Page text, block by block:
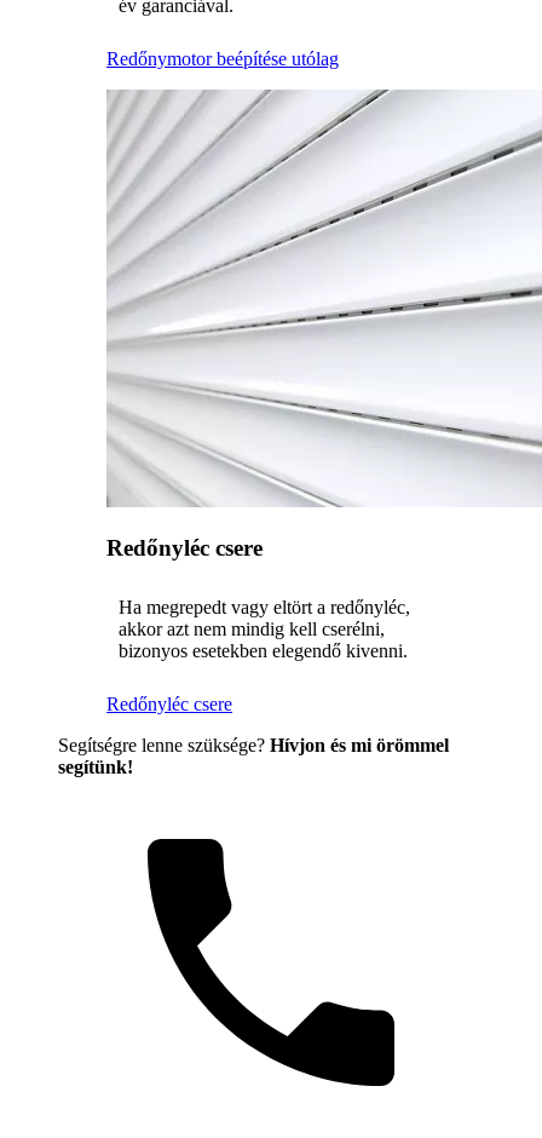
év garanciával.
Redőnymotor beépítése utólag
Redőnyléc csere
Ha megrepedt vagy eltört a redőnyléc,
akkor azt nem mindig kell cserélni,
bizonyos esetekben elegendő kivenni.
Redőnyléc csere
Segítségre lenne szüksége? Hívjon és mi örömmel
segítünk!